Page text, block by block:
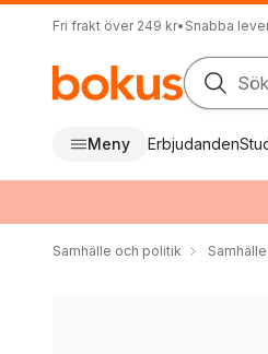
Fri frakt över 249 kr• Snabba
Meny Erbjudanden
Samhälle och politik